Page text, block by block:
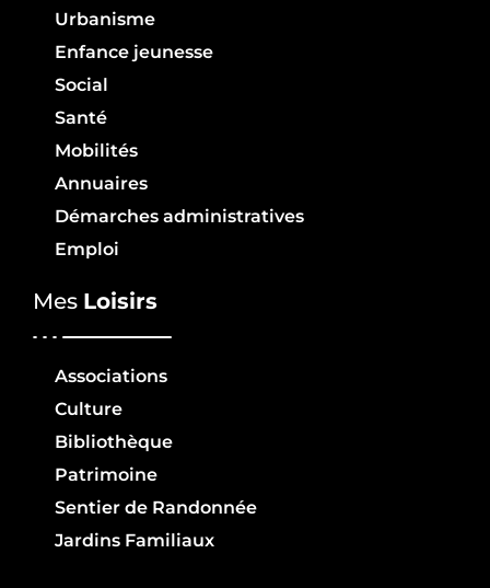
Urbanisme
Enfance jeunesse
Social
Santé
Mobilités
Annuaires
Démarches administratives
Emploi
Mes Loisirs
Associations
Culture
Bibliothèque
Patrimoine
Sentier de Randonnée
Jardins Familiaux